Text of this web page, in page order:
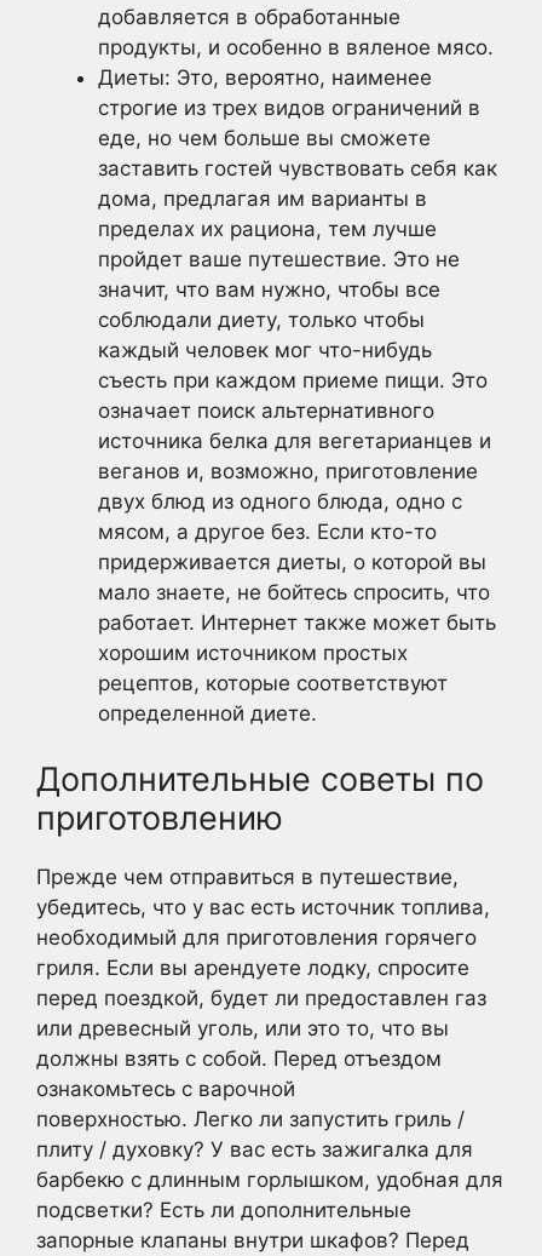
добавляется в обработанные
продукты, и особенно в вяленое мясо.
Диеты: Это, вероятно, наименее
строгие из трех видов ограничений в
еде, но чем больше вы сможете
заставить гостей чувствовать себя как
дома, предлагая им варианты в
пределах их рациона, тем лучше
пройдет ваше путешествие. Это не
значит, что вам нужно, чтобы все
соблюдали диету, только чтобы
каждый человек мог что-нибудь
съесть при каждом приеме пищи. Это
означает поиск альтернативного
источника белка для вегетарианцев и
веганов и, возможно, приготовление
двух блюд из одного блюда, одно с
мясом, а другое без. Если кто-то
придерживается диеты, о которой вы
мало знаете, не бойтесь спросить, что
работает. Интернет также может быть
хорошим источником простых
рецептов, которые соответствуют
определенной диете.
Дополнительные советы по
приготовлению
Прежде чем отправиться в путешествие,
убедитесь, что у вас есть источник топлива,
необходимый для приготовления горячего
гриля. Если вы арендуете лодку, спросите
перед поездкой, будет ли предоставлен газ
или древесный уголь, или это то, что вы
должны взять с собой. Перед отъездом
ознакомьтесь с варочной
поверхностью. Легко ли запустить гриль /
плиту / духовку? У вас есть зажигалка для
барбекю с длинным горлышком, удобная для
подсветки? Есть ли дополнительные
запорные клапаны внутри шкафов? Перед